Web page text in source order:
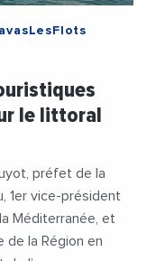
le littoral
préfet de la
1er vice-président
Méditerranée, et
de la Région en